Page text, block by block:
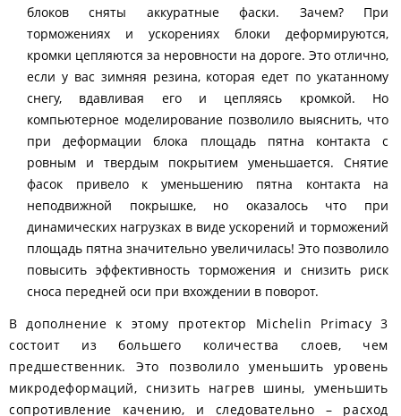
блоков сняты аккуратные фаски. Зачем? При
торможениях и ускорениях блоки деформируются,
кромки цепляются за неровности на дороге. Это отлично,
если у вас зимняя резина, которая едет по укатанному
снегу, вдавливая его и цепляясь кромкой. Но
компьютерное моделирование позволило выяснить, что
при деформации блока площадь пятна контакта с
ровным и твердым покрытием уменьшается. Снятие
фасок привело к уменьшению пятна контакта на
неподвижной покрышке, но оказалось что при
динамических нагрузках в виде ускорений и торможений
площадь пятна значительно увеличилась! Это позволило
повысить эффективность торможения и снизить риск
сноса передней оси при вхождении в поворот.
В дополнение к этому протектор Michelin Primacy 3
состоит из большего количества слоев, чем
предшественник. Это позволило уменьшить уровень
микродеформаций, снизить нагрев шины, уменьшить
сопротивление качению, и следовательно – расход